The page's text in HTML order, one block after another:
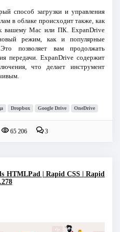
способ загрузки и управления
в облаке происходит также, как
вашему Mac или ПК. ExpanDrive
режим, как и популярные
позволяет вам продолжать
передачи. ExpanDrive содержит
что делает инструмент
Dropbox Google Drive OneDrive
65 206 3
HTMLPad | Rapid CSS | Rapid